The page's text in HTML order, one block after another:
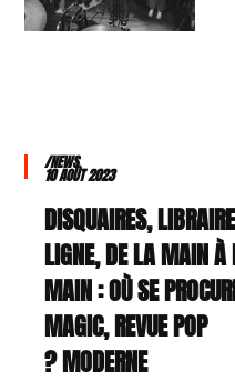
/NEWS
10 AOÛT 2023
DISQUAIRES,
LIGNE, DE LA MAIN À
MAIN : OÙ SE
MAGIC, REVUE POP
MODERNE ?